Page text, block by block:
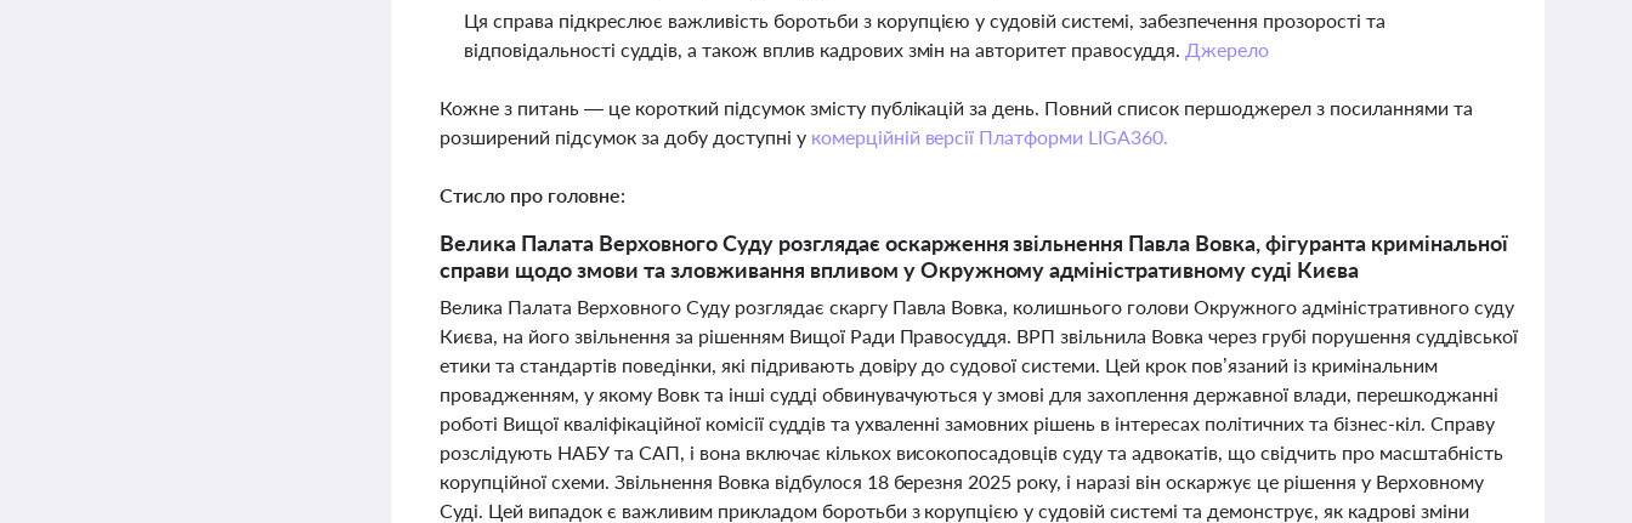
Ця справа підкреслює важливість боротьби з корупцією у судовій системі, забезпечення прозорості та
відповідальності суддів, а також вплив кадрових змін на авторитет правосуддя. Джерело
Кожне з питань — це короткий підсумок змісту публікацій за день. Повний список першоджерел з посиланнями та
розширений підсумок за добу доступні у комерційній версії Платформи LIGA360.
Стисло про головне:
Велика Палата Верховного Суду розглядає оскарження звільнення Павла Вовка, фігуранта кримінальної
справи щодо змови та зловживання впливом у Окружному адміністративному суді Києва
Велика Палата Верховного Суду розглядає скаргу Павла Вовка, колишнього голови Окружного адміністративного суду
Києва, на його звільнення за рішенням Вищої Ради Правосуддя. ВРП звільнила Вовка через грубі порушення суддівської
етики та стандартів поведінки, які підривають довіру до судової системи. Цей крок пов’язаний із кримінальним
провадженням, у якому Вовк та інші судді обвинувачуються у змові для захоплення державної влади, перешкоджанні
роботі Вищої кваліфікаційної комісії суддів та ухваленні замовних рішень в інтересах політичних та бізнес-кіл. Справу
розслідують НАБУ та САП, і вона включає кількох високопосадовців суду та адвокатів, що свідчить про масштабність
корупційної схеми. Звільнення Вовка відбулося 18 березня 2025 року, і наразі він оскаржує це рішення у Верховному
Суді. Цей випадок є важливим прикладом боротьби з корупцією у судовій системі та демонструє, як кадрові зміни